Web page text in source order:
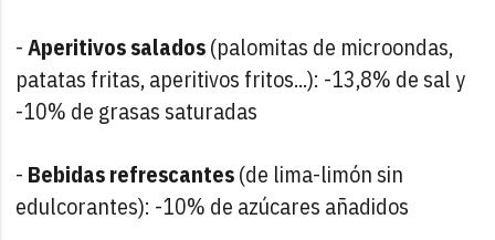
-Aperitivos salados(palomitas de microondas,
patatas fritas, aperitivos fritos...): -13,8% de sal y
-10% de grasas saturadas
- Bebidas refrescantes(de lima-limón sin
edulcorantes): -10% de azúcares añadidos